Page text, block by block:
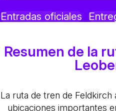
Entradas oficiales
Resumen de la
La ruta de tren de
ubicaciones importantes